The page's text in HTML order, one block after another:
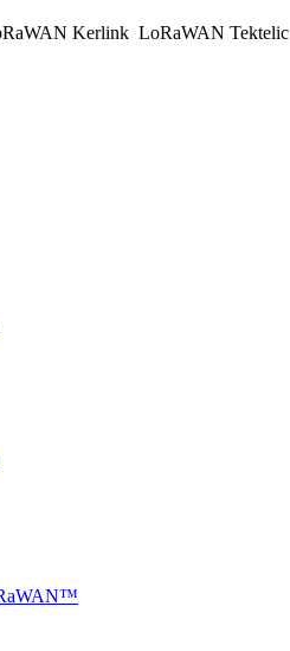
Kerlink LoRaWAN Tektelic